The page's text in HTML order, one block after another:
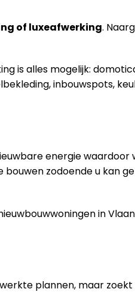
of luxeafwerking.
is alles mogelijk:
inbouwspots,
energie
zodoende u kan
in
plannen, maar